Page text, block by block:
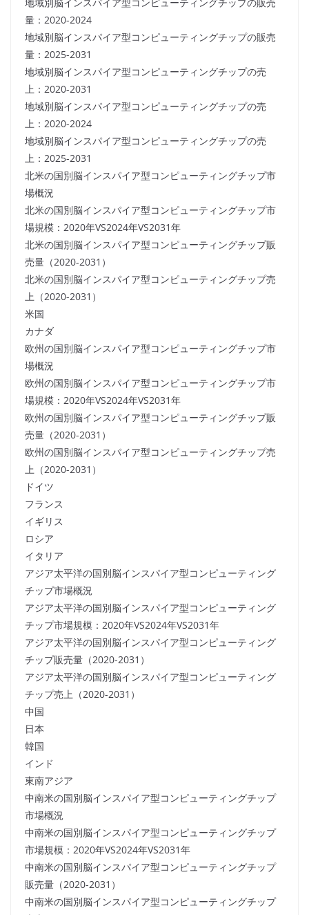
量：2020-2024
地域別脳インスパイア型コンピューティングチップの販売
量：2025-2031
地域別脳インスパイア型コンピューティングチップの売
上：2020-2031
地域別脳インスパイア型コンピューティングチップの売
上：2020-2024
地域別脳インスパイア型コンピューティングチップの売
上：2025-2031
北米の国別脳インスパイア型コンピューティングチップ市
場概況
北米の国別脳インスパイア型コンピューティングチップ市
場規模：2020年VS2024年VS2031年
北米の国別脳インスパイア型コンピューティングチップ販
売量（2020-2031）
北米の国別脳インスパイア型コンピューティングチップ売
上（2020-2031）
米国
カナダ
欧州の国別脳インスパイア型コンピューティングチップ市
場概況
欧州の国別脳インスパイア型コンピューティングチップ市
場規模：2020年VS2024年VS2031年
欧州の国別脳インスパイア型コンピューティングチップ販
売量（2020-2031）
欧州の国別脳インスパイア型コンピューティングチップ売
上（2020-2031）
ドイツ
フランス
イギリス
ロシア
イタリア
アジア太平洋の国別脳インスパイア型コンピューティング
チップ市場概況
アジア太平洋の国別脳インスパイア型コンピューティング
チップ市場規模：2020年VS2024年VS2031年
アジア太平洋の国別脳インスパイア型コンピューティング
チップ販売量（2020-2031）
アジア太平洋の国別脳インスパイア型コンピューティング
チップ売上（2020-2031）
中国
日本
韓国
インド
東南アジア
中南米の国別脳インスパイア型コンピューティングチップ
市場概況
中南米の国別脳インスパイア型コンピューティングチップ
市場規模：2020年VS2024年VS2031年
中南米の国別脳インスパイア型コンピューティングチップ
販売量（2020-2031）
中南米の国別脳インスパイア型コンピューティングチップ